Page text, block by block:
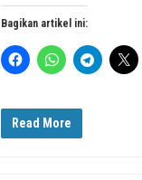
Bagikan artikel ini:
Read More